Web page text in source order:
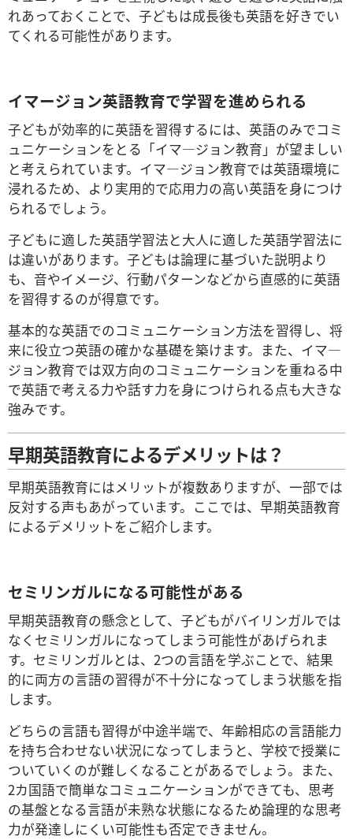
れあっておくことで、子どもは成長後も英語を好きでい
てくれる可能性があります。
イマージョン英語教育で学習を進められる
子どもが効率的に英語を習得するには、英語のみでコミ
ュニケーションをとる「イマ―ジョン教育」が望ましい
と考えられています。イマ―ジョン教育では英語環境に
浸れるため、より実用的で応用力の高い英語を身につけ
られるでしょう。
子どもに適した英語学習法と大人に適した英語学習法に
は違いがあります。子どもは論理に基づいた説明より
も、音やイメージ、行動パターンなどから直感的に英語
を習得するのが得意です。
基本的な英語でのコミュニケーション方法を習得し、将
来に役立つ英語の確かな基礎を築けます。また、イマ―
ジョン教育では双方向のコミュニケーションを重ねる中
で英語で考える力や話す力を身につけられる点も大きな
強みです。
早期英語教育によるデメリットは？
早期英語教育にはメリットが複数ありますが、一部では
反対する声もあがっています。ここでは、早期英語教育
によるデメリットをご紹介します。
セミリンガルになる可能性がある
早期英語教育の懸念として、子どもがバイリンガルでは
なくセミリンガルになってしまう可能性があげられま
す。セミリンガルとは、2つの言語を学ぶことで、結果
的に両方の言語の習得が不十分になってしまう状態を指
します。
どちらの言語も習得が中途半端で、年齢相応の言語能力
を持ち合わせない状況になってしまうと、学校で授業に
ついていくのが難しくなることがあるでしょう。また、
2カ国語で簡単なコミュニケーションができても、思考
の基盤となる言語が未熟な状態になるため論理的な思考
力が発達しにくい可能性も否定できません。